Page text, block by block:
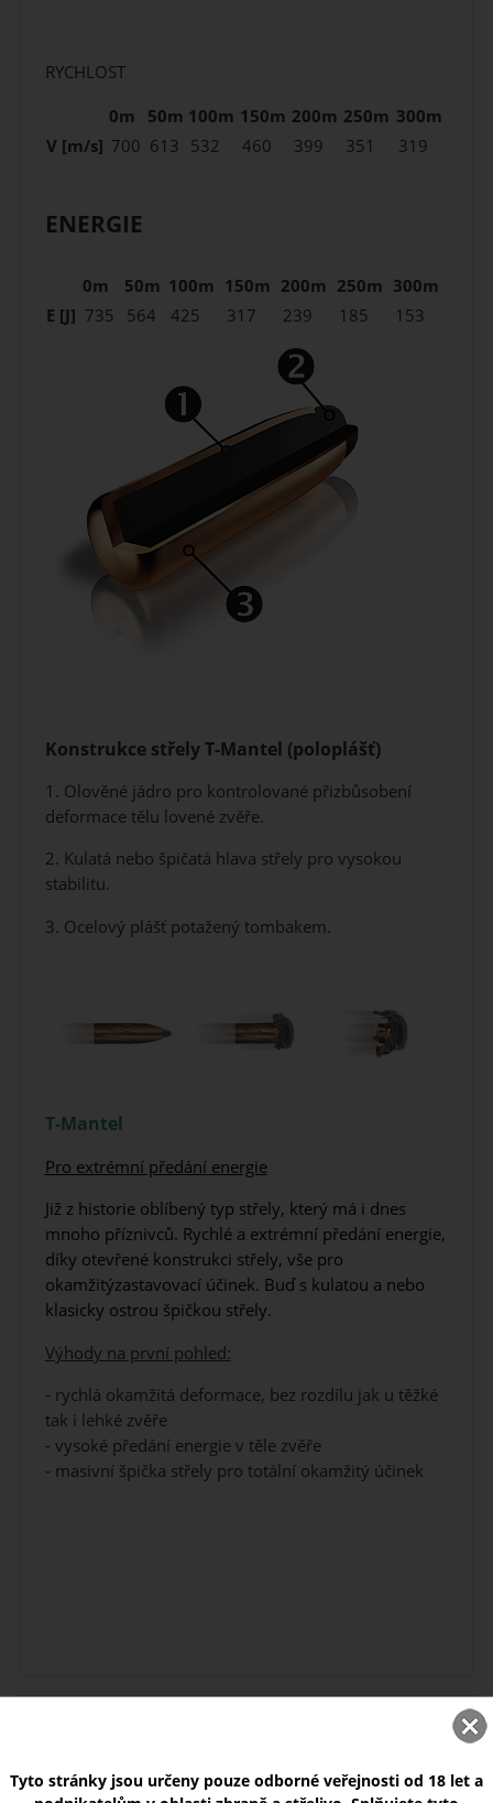
RYCHLOST
0m
50m 100m 150m 200m 250m 300m
V [m/s] 700 613 532 460 399 351 319
ENERGIE
0m 50m 100m 150m 200m 250m 300m
E [J] 735 564 425 317 239 185 153
Konstrukce střely T-Mantel (poloplášť)
1. Olověné jádro pro kontrolované přizbůsobení
deformace tělu lovené zvěře.
2. Kulatá nebo špičatá hlava střely pro vysokou
stabilitu.
3. Ocelový plášť potažený tombakem.
T-Mantel
Pro extrémní předání energie
Již z historie oblíbený typ střely, který má i dnes
mnoho příznivců. Rychlé a extrémní předání energie,
díky otevřené konstrukci střely, vše pro
okamžitýzastavovací účinek. Buď s kulatou a nebo
klasicky ostrou špičkou střely.
Výhody na první pohled:
- rychlá okamžitá deformace, bez rozdílu jak u těžké
tak i lehké zvěře
- vysoké předání energie v těle zvěře
- masivní špička střely pro totální okamžitý účinek
Thermo terče Nocpix
Tyto stránky jsou určeny pouze odborné veřejnosti od 18 let a